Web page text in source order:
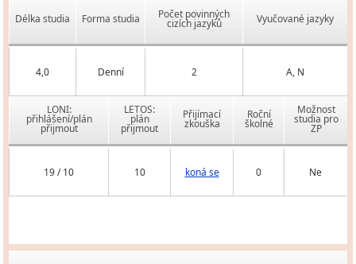
Délka studia Forma studia Počet povinných
cizích jazyků Vyučované jazyky
4,0 Denní 2 A, N
LONI:
přihlášení/plán
přijmout
LETOS:
plán
přijmout
Přijímací
zkouška
Roční
školné
Možnost
studia pro
ZP
19 / 10 10 koná se 0 Ne